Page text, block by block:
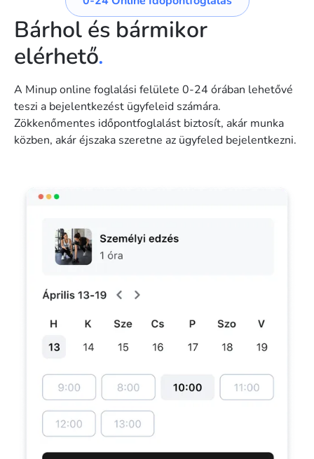
Bárhol és bármikor
elérhető.
A Minup online foglalási felülete 0-24 órában lehetővé
teszi a bejelentkezést ügyfeleid számára.
Zökkenőmentes időpontfoglalást biztosít, akár munka
közben, akár éjszaka szeretne az ügyfeled bejelentkezni.